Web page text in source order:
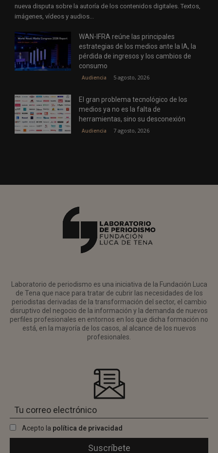
nueva disputa sobre la autoría de los contenidos digitales. Textos,
imágenes, vídeos y audios...
WAN-IFRA reúne las principales
estrategias de los medios ante la IA, la
pérdida de ingresos y los cambios de
consumo
Audiencia 5 agosto, 2026
El gran problema tecnológico de los
medios ya no es la falta de
herramientas, sino su desconexión
Audiencia 7 agosto, 2026
Laboratorio de periodismo es una iniciativa de la Fundación Luca
de Tena que nace para tratar de cubrir las necesidades de los
periodistas derivadas de la transformación del sector, el cambio
disruptivo del negocio de la información y la demanda de nuevos
perfiles profesionales en entornos en los que dicha formación no
está, en la mayoría de los casos, al alcance de los nuevos
profesionales.
Acepto la política de privacidad